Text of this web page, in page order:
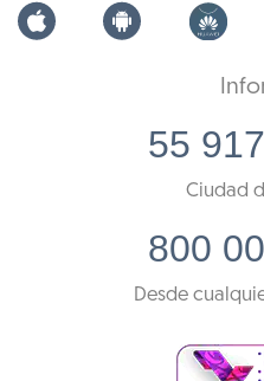
55
Ciudad
800
Desde